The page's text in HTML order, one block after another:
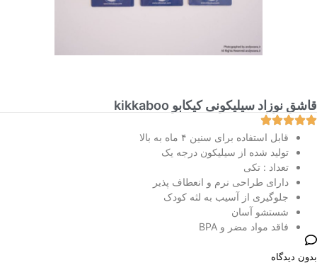
قاشق نوزاد سیلیکونی کیکابو kikkaboo
قابل استفاده برای سنین ۴ ماه به بالا
تولید شده از سیلیکون درجه یک
تعداد : تکی
دارای طراحی نرم و انعطاف پذیر
جلوگیری از آسیب به لثه کودک
شستشو آسان
فاقد مواد مضر و BPA
بدون دیدگاه